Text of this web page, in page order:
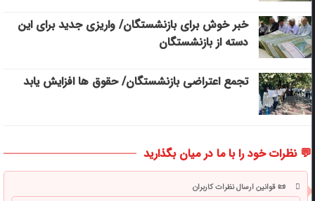
خبر خوش برای بازنشستگان/ واریزی جدید برای این
دسته از بازنشستگان
تجمع اعتراضی بازنشستگان/ حقوق ها افزایش یابد
💬 نظرات خود را با ما در میان بگذارید
📜 قوانین ارسال نظرات کاربران